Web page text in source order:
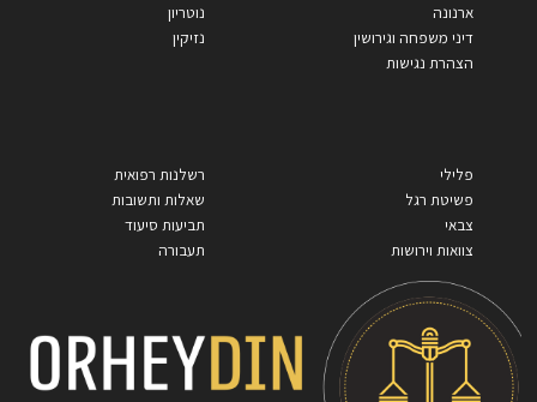
ארנונה
דיני משפחה וגירושין
הצהרת נגישות
נוטריון
נזיקין
פלילי
פשיטת רגל
צבאי
צוואות וירושות
רשלנות רפואית
שאלות ותשובות
תביעות סיעוד
תעבורה